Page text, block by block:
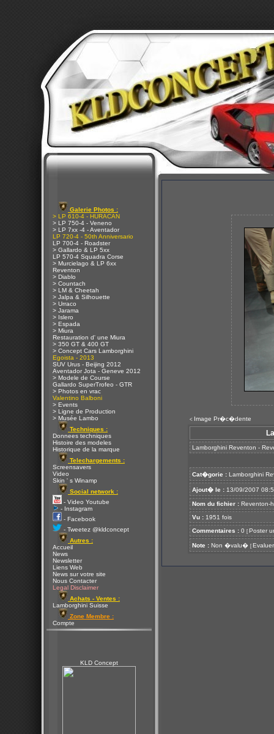
Galerie Photos :
> LP 610-4 - HURACAN
> LP 750-4 - Veneno
> LP 7xx -4 - Aventador
LP 720-4 - 50th Anniversario
LP 700-4 - Roadster
> Gallardo & LP 5xx
LP 570-4 Squadra Corse
> Murcielago & LP 6xx
Reventon
> Diablo
> Countach
> LM & Cheetah
> Jalpa & Silhouette
> Urraco
> Jarama
> Islero
> Espada
> Miura
Restauration d' une Miura
> 350 GT & 400 GT
> Concept Cars Lamborghini
Egoista - 2013
SUV Urus - Beijing 2012
Aventador Jota - Geneve 2012
> Modele de Course
Gallardo SuperTrofeo - GTR
> Photos en vrac
Valentino Balboni
> Events
> Ligne de Production
> Musée Lambo
Techniques :
Donnees techniques
Histoire des modeles
Historique de la marque
Telechargements :
Screensavers
Video
Skin ' s Winamp
Social network :
- Video Youtube
- Instagram
- Facebook
- Tweetez @kldconcept
Autres :
Accueil
News
Newsletter
Liens Web
News sur votre site
Nous Contacter
Legal Disclaimer
Achats - Ventes :
Lamborghini Suisse
Zone Membre :
Compte
KLD Concept
< Image Pr�c�dente
Lamborghini Reventon -
Cat�gorie : Lamborghini
Ajout� le : 13/09/2007
Nom du fichier : Reventon-
Vu : 1951 fois
Commentaires : 0 [ Poster
Note : Non �valu� [ Evaluer